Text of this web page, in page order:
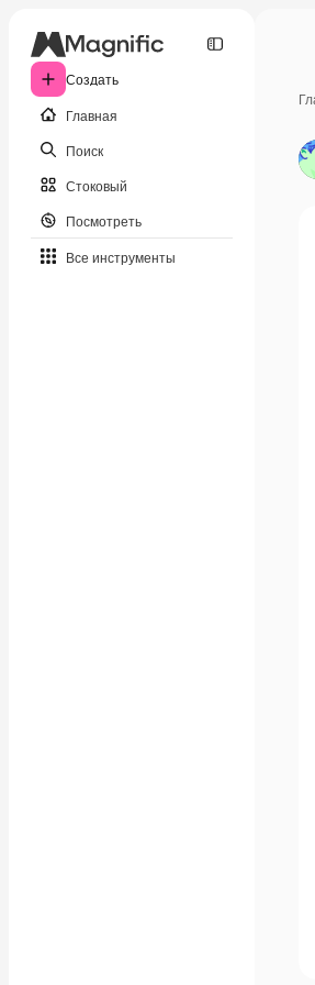
Создать
Главная
Поиск
Стоковый
Посмотреть
Все инструменты